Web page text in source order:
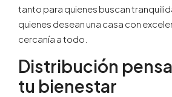
tanto para quienes buscan
quienes desean una casa con
cercanía a todo.
Distribución
tu bienestar